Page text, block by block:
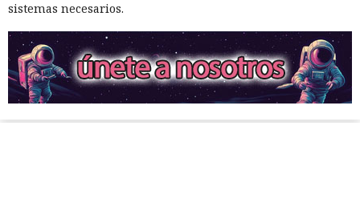
sistemas necesarios.